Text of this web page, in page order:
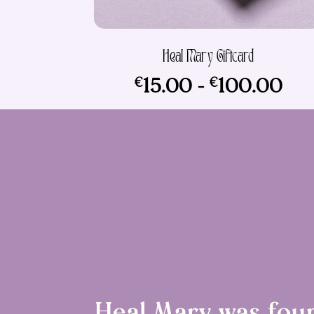
Heal Mary Giftcard
€15.00 - €100.00